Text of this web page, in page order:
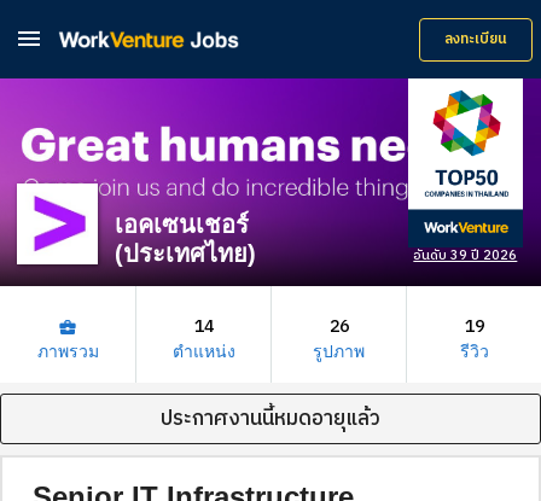
 ลงทะเบียน
อันดับ 39 ปี 2026
เอคเซนเชอร์
(ประเทศไทย)
business_center
ภาพรวม
14
ตำแหน่ง
26
รูปภาพ
19
รีวิว
ประกาศงานนี้หมดอายุแล้ว